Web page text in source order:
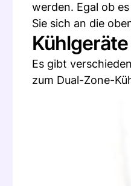
werden. Egal ob
Sie sich an die
Es gibt
zum Dual-Zone-